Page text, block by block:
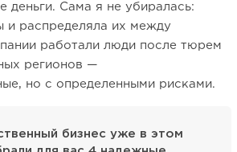
деньги. Сама я не убиралась:
и распределяла их между
работали люди после тюрем
регионов —
но с определенными рисками.
бизнес уже в этом